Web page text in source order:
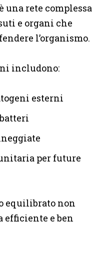
rete complessa
e organi che
l’organismo.
includono:
esterni
per future
equilibrato non
efficiente e ben